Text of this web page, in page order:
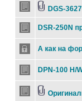
DGS-
DSR-250N
А как на
DPN-100 H/